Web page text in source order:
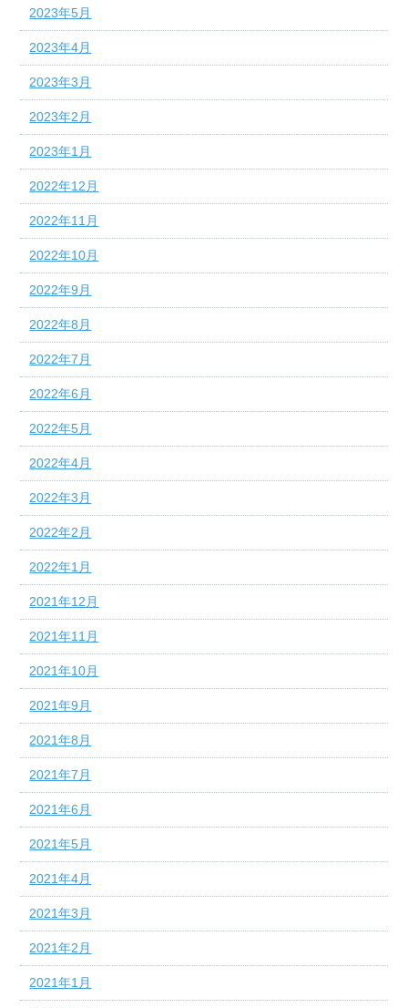
2023年5月
2023年4月
2023年3月
2023年2月
2023年1月
2022年12月
2022年11月
2022年10月
2022年9月
2022年8月
2022年7月
2022年6月
2022年5月
2022年4月
2022年3月
2022年2月
2022年1月
2021年12月
2021年11月
2021年10月
2021年9月
2021年8月
2021年7月
2021年6月
2021年5月
2021年4月
2021年3月
2021年2月
2021年1月